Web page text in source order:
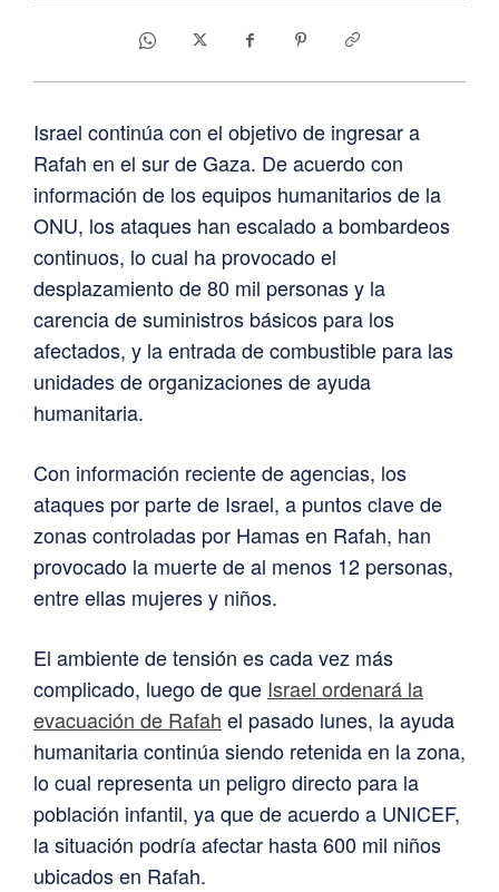
Israel continúa con el objetivo de ingresar a
Rafah en el sur de Gaza. De acuerdo con
información de los equipos humanitarios de la
ONU, los ataques han escalado a bombardeos
continuos, lo cual ha provocado el
desplazamiento de 80 mil personas y la
carencia de suministros básicos para los
afectados, y la entrada de combustible para las
unidades de organizaciones de ayuda
humanitaria.
Con información reciente de agencias, los
ataques por parte de Israel, a puntos clave de
zonas controladas por Hamas en Rafah, han
provocado la muerte de al menos 12 personas,
entre ellas mujeres y niños.
El ambiente de tensión es cada vez más
complicado, luego de que Israel ordenará la
evacuación de Rafah el pasado lunes, la ayuda
humanitaria continúa siendo retenida en la zona,
lo cual representa un peligro directo para la
población infantil, ya que de acuerdo a UNICEF,
la situación podría afectar hasta 600 mil niños
ubicados en Rafah.